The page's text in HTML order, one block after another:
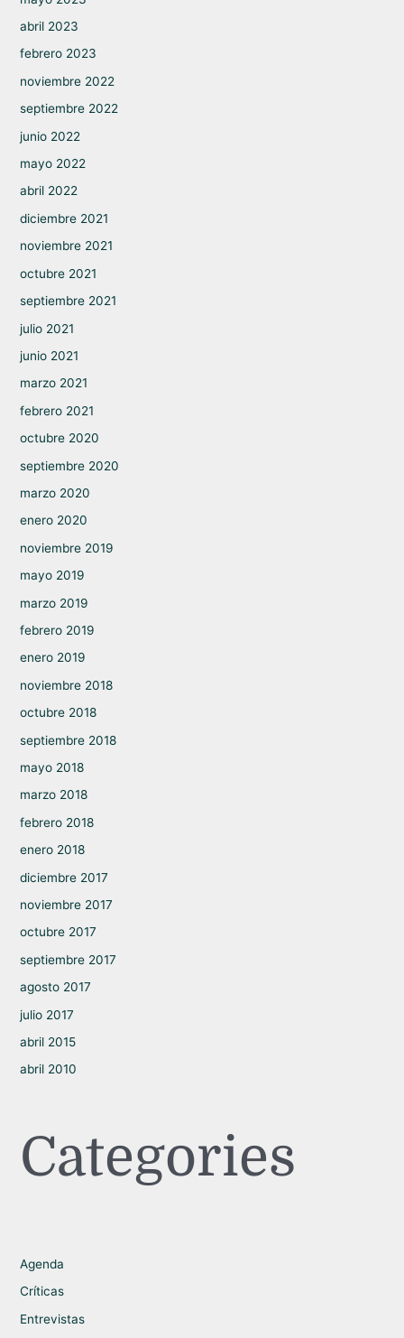
abril 2023
febrero 2023
noviembre 2022
septiembre 2022
junio 2022
mayo 2022
abril 2022
diciembre 2021
noviembre 2021
octubre 2021
septiembre 2021
julio 2021
junio 2021
marzo 2021
febrero 2021
octubre 2020
septiembre 2020
marzo 2020
enero 2020
noviembre 2019
mayo 2019
marzo 2019
febrero 2019
enero 2019
noviembre 2018
octubre 2018
septiembre 2018
mayo 2018
marzo 2018
febrero 2018
enero 2018
diciembre 2017
noviembre 2017
octubre 2017
septiembre 2017
agosto 2017
julio 2017
abril 2015
abril 2010
Categories
Agenda
Críticas
Entrevistas